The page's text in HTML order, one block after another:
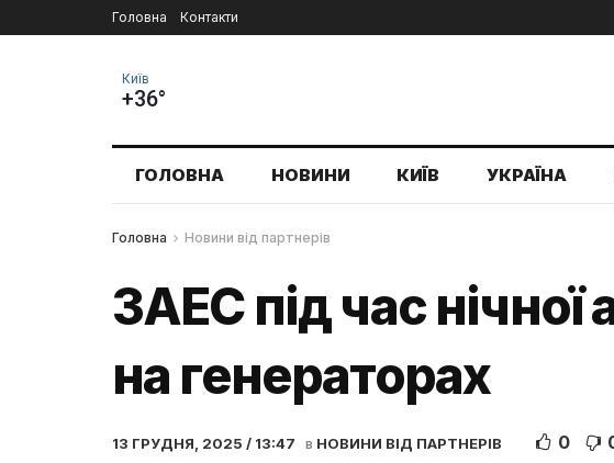
Головна Контакти
Київ
+36°
ГОЛОВНА НОВИНИ КИЇВ УКРАЇНА
Головна Новини від партнерів
ЗАЕС під час
на генераторах
13 ГРУДНЯ, 2025 / 13:47 в НОВИНИ ВІД ПАРТНЕРІВ 0